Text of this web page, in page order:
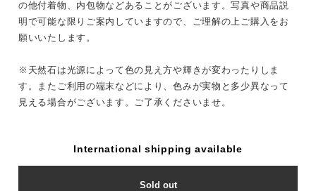
の他付着物、内包物などあることがございます。写真や商品説
明で可能な限りご案内していますので、ご理解の上ご購入をお
願いいたします。
※天然石は光源によって色の見え方や輝きが変わったりしま
す。またご利用の端末などにより、色みが実物と多少異なって
見える場合がございます。ご了承くださいませ。
International shipping available
Sold out